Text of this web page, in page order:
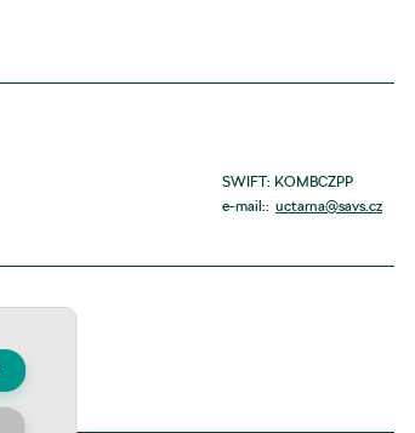
SWIFT: KOMBCZPP
e-mail:: uctarna@savs.cz